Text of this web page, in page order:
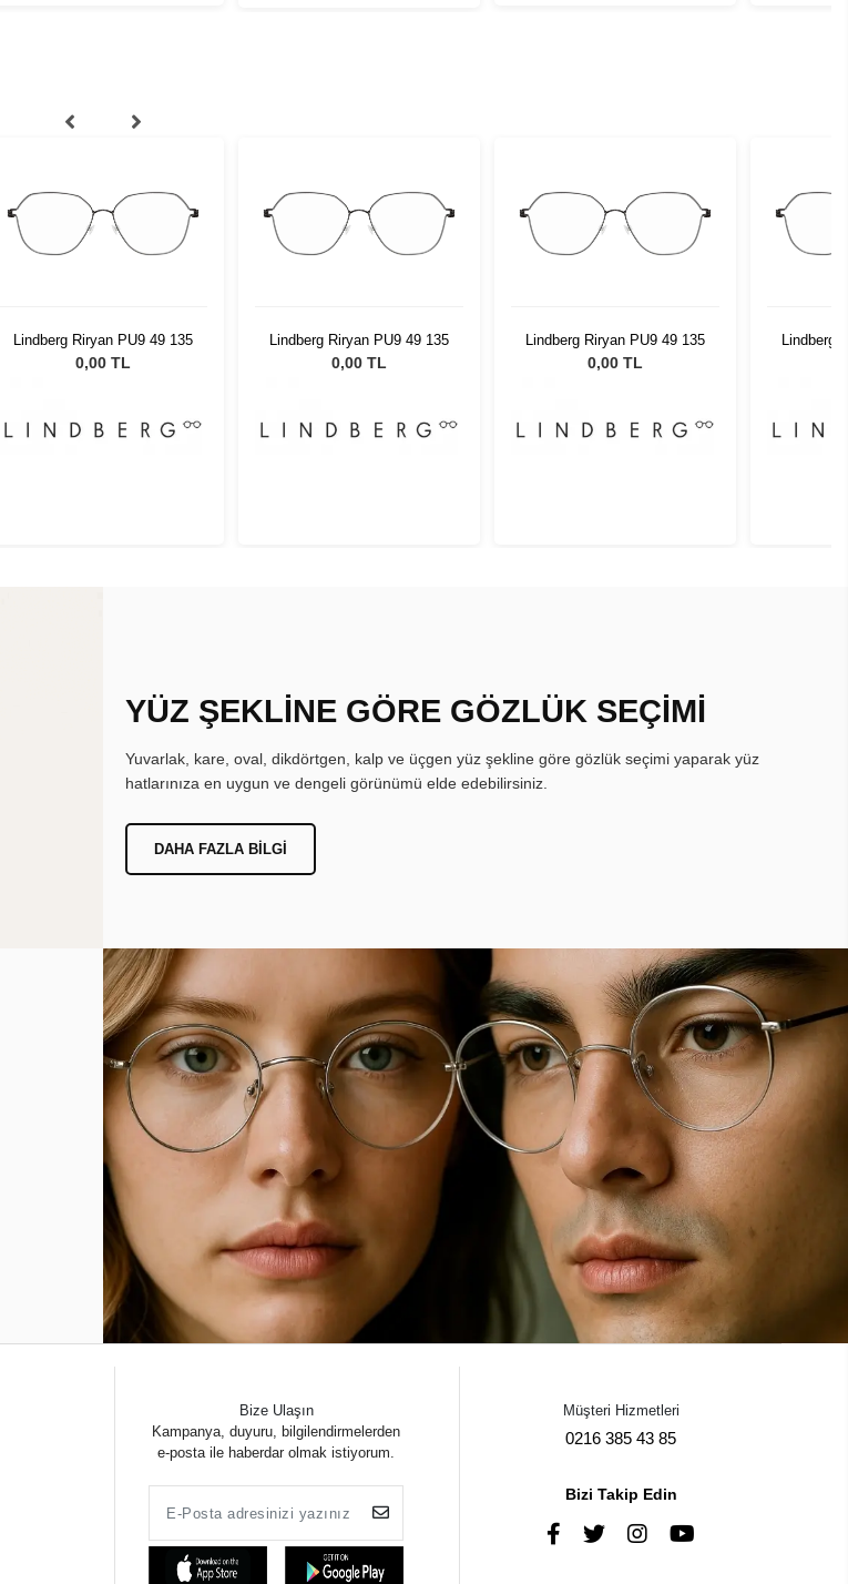
Lindberg Riryan PU9 49 135
0,00 TL
Lindberg Riryan PU9 49 135
0,00 TL
Lindberg Riryan PU9 49 135
0,00 TL
Lindberg
YÜZ ŞEKLİNE GÖRE GÖZLÜK SEÇİMİ
Yuvarlak, kare, oval, dikdörtgen, kalp ve üçgen yüz şekline göre gözlük seçimi yaparak yüz
hatlarınıza en uygun ve dengeli görünümü elde edebilirsiniz.
DAHA FAZLA BILGI
Bize Ulaşın
Kampanya, duyuru, bilgilendirmelerden
e-posta ile haberdar olmak istiyorum.
Müşteri Hizmetleri
0216 385 43 85
Bizi Takip Edin